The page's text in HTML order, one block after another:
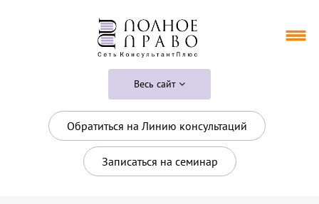
Весь сайт
Обратиться на Линию консультаций
Записаться на семинар